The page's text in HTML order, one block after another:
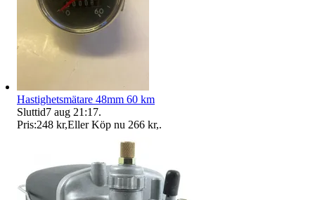
Hastighetsmätare 48mm 60 km
Sluttid7 aug 21:17.
Pris:248 kr,Eller Köp nu 266 kr,.